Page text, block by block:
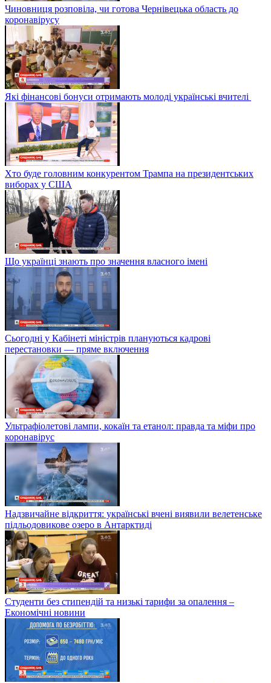
Чиновниця розповіла, чи готова Чернівецька область до
коронавірусу
Які фінансові бонуси отримають молоді українські вчителі
Хто буде головним конкурентом Трампа на президентських
виборах у США
Що українці знають про значення власного імені
Сьогодні у Кабінеті міністрів плануються кадрові
перестановки — пряме включення
Ультрафіолетові лампи, кокаїн та етанол: правда та міфи про
коронавірус
Надзвичайне відкриття: українські вчені виявили велетенське
підльодовикове озеро в Антарктиді
Студенти без стипендій та низькі тарифи за опалення –
Економічні новини